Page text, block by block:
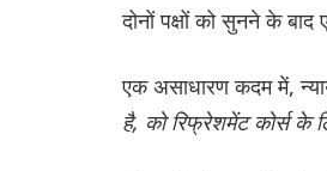
दोनों पक्षों को सुनने के
एक असाधारण कदम में,
है, को रिफ्रेशमेंट कोर्स के